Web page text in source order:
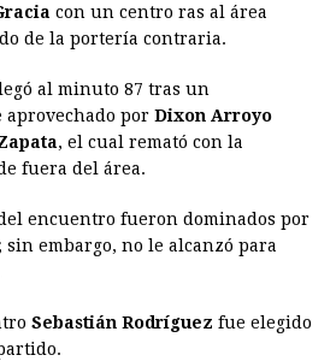
con un centro ras al área
de la portería contraria.
al minuto 87 tras un
por Dixon Arroyo
, el cual remató con la
fuera del área.
encuentro fueron dominados por
; sin embargo, no le alcanzó para
Sebastián Rodríguez fue elegido